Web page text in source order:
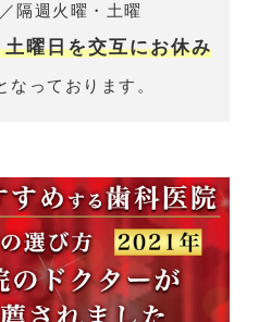
隔週火曜・土曜
曜日を交互にお休み
なっております。